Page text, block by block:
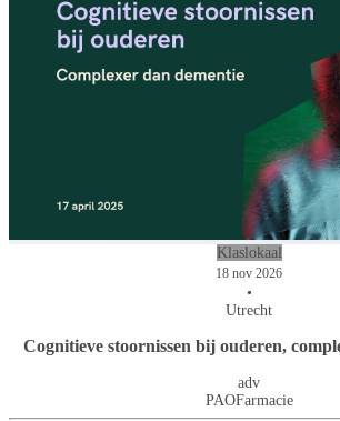
Klaslokaal
18 nov 2026
•
Utrecht
Cognitieve stoornissen bij ouderen,
adv
PAOFarmacie